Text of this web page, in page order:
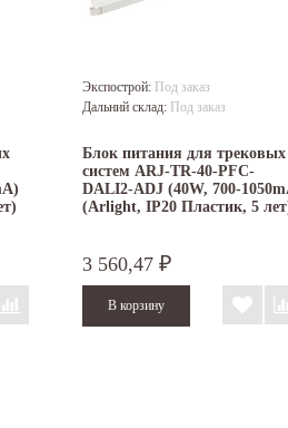
Экспострой: Под заказ
Дальний склад: Под заказ
Блок питания для трековых
систем ARJ-TR-40-PFC-
DALI2-ADJ (40W, 700-
(Arlight, IP20 Пластик, 5
3 560,47 ₽